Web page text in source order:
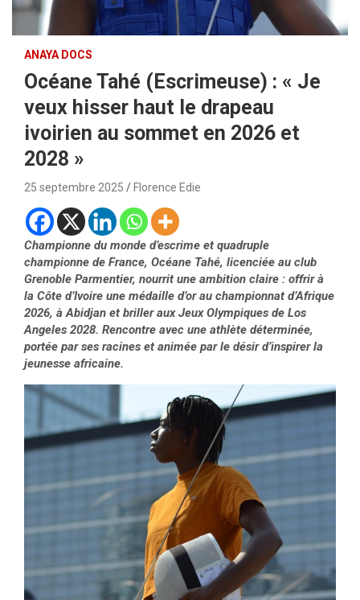
ANAYA DOCS
Océane Tahé (Escrimeuse) : « Je
veux hisser haut le drapeau
ivoirien au sommet en 2026 et
2028 »
25 septembre 2025 Florence Edie
Championne du monde d’escrime et quadruple
championne de France, Océane Tahé, licenciée au club
Grenoble Parmentier, nourrit une ambition claire : offrir à
la Côte d’Ivoire une médaille d’or au championnat d’Afrique
2026, à Abidjan et briller aux Jeux Olympiques de Los
Angeles 2028. Rencontre avec une athlète déterminée,
portée par ses racines et animée par le désir d’inspirer la
jeunesse africaine.